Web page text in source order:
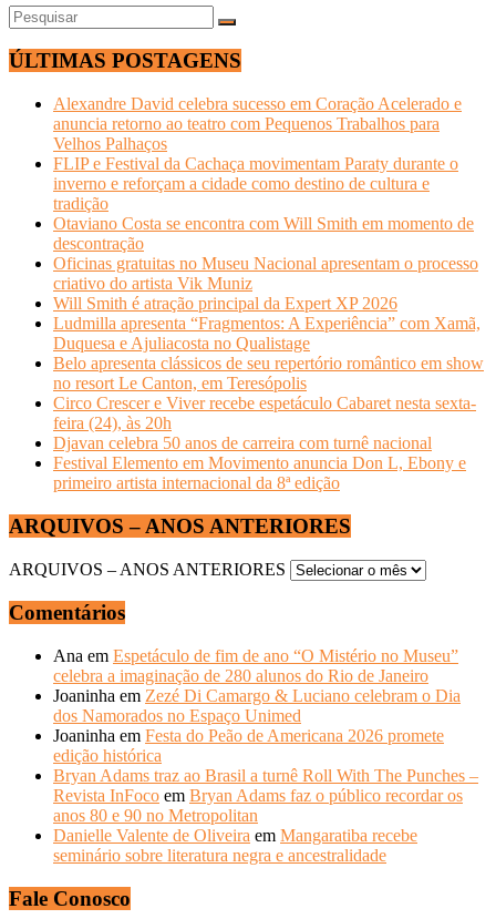
ÚLTIMAS POSTAGENS
Alexandre David celebra sucesso em Coração Acelerado e
anuncia retorno ao teatro com Pequenos Trabalhos para
Velhos Palhaços
FLIP e Festival da Cachaça movimentam Paraty durante o
inverno e reforçam a cidade como destino de cultura e
tradição
Otaviano Costa se encontra com Will Smith em momento de
descontração
Oficinas gratuitas no Museu Nacional apresentam o processo
criativo do artista Vik Muniz
Will Smith é atração principal da Expert XP 2026
Ludmilla apresenta “Fragmentos: A Experiência” com Xamã,
Duquesa e Ajuliacosta no Qualistage
Belo apresenta clássicos de seu repertório romântico em show
no resort Le Canton, em Teresópolis
Circo Crescer e Viver recebe espetáculo Cabaret nesta sexta-
feira (24), às 20h
Djavan celebra 50 anos de carreira com turnê nacional
Festival Elemento em Movimento anuncia Don L, Ebony e
primeiro artista internacional da 8ª edição
ARQUIVOS – ANOS ANTERIORES
ARQUIVOS – ANOS ANTERIORES
Comentários
Ana em Espetáculo de fim de ano “O Mistério no Museu”
celebra a imaginação de 280 alunos do Rio de Janeiro
Joaninha em Zezé Di Camargo & Luciano celebram o Dia
dos Namorados no Espaço Unimed
Joaninha em Festa do Peão de Americana 2026 promete
edição histórica
Bryan Adams traz ao Brasil a turnê Roll With The Punches –
Revista InFoco em Bryan Adams faz o público recordar os
anos 80 e 90 no Metropolitan
Danielle Valente de Oliveira em Mangaratiba recebe
seminário sobre literatura negra e ancestralidade
Fale Conosco